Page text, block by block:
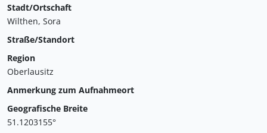
Stadt/Ortschaft
Wilthen, Sora
Straße/Standort
Region
Oberlausitz
Anmerkung zum Aufnahmeort
Geografische Breite
51.1203155°